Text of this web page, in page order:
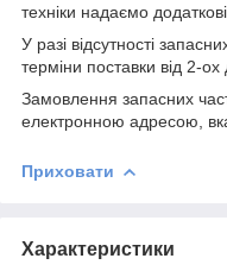
техніки надаємо
У разі відсутності
терміни поставки від 2-ох
Замовлення запасних
електронною адресою,
Приховати
Характеристики